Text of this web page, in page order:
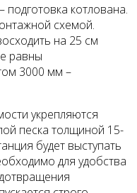
котлована.
схемой.
на 25 см
равны
3000 мм –
укрепляются
песка толщиной 15-
будет выступать
для удобства